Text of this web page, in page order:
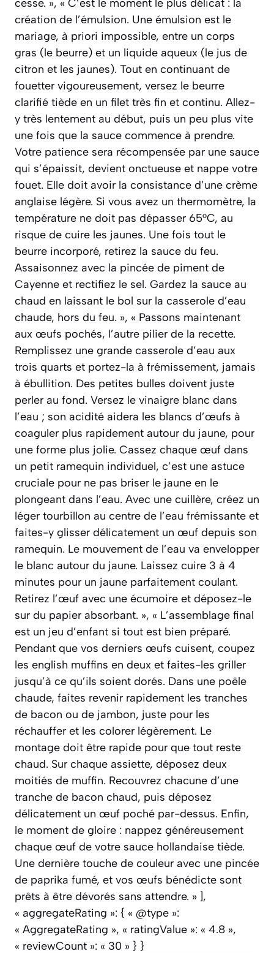
cesse. », « C’est le moment le plus délicat : la
création de l’émulsion. Une émulsion est le
mariage, à priori impossible, entre un corps
gras (le beurre) et un liquide aqueux (le jus de
citron et les jaunes). Tout en continuant de
fouetter vigoureusement, versez le beurre
clarifié tiède en un filet très fin et continu. Allez-
y très lentement au début, puis un peu plus vite
une fois que la sauce commence à prendre.
Votre patience sera récompensée par une sauce
qui s’épaissit, devient onctueuse et nappe votre
fouet. Elle doit avoir la consistance d’une crème
anglaise légère. Si vous avez un thermomètre, la
température ne doit pas dépasser 65°C, au
risque de cuire les jaunes. Une fois tout le
beurre incorporé, retirez la sauce du feu.
Assaisonnez avec la pincée de piment de
Cayenne et rectifiez le sel. Gardez la sauce au
chaud en laissant le bol sur la casserole d’eau
chaude, hors du feu. », « Passons maintenant
aux œufs pochés, l’autre pilier de la recette.
Remplissez une grande casserole d’eau aux
trois quarts et portez-la à frémissement, jamais
à ébullition. Des petites bulles doivent juste
perler au fond. Versez le vinaigre blanc dans
l’eau ; son acidité aidera les blancs d’œufs à
coaguler plus rapidement autour du jaune, pour
une forme plus jolie. Cassez chaque œuf dans
un petit ramequin individuel, c’est une astuce
cruciale pour ne pas briser le jaune en le
plongeant dans l’eau. Avec une cuillère, créez un
léger tourbillon au centre de l’eau frémissante et
faites-y glisser délicatement un œuf depuis son
ramequin. Le mouvement de l’eau va envelopper
le blanc autour du jaune. Laissez cuire 3 à 4
minutes pour un jaune parfaitement coulant.
Retirez l’œuf avec une écumoire et déposez-le
sur du papier absorbant. », « L’assemblage final
est un jeu d’enfant si tout est bien préparé.
Pendant que vos derniers œufs cuisent, coupez
les english muffins en deux et faites-les griller
jusqu’à ce qu’ils soient dorés. Dans une poêle
chaude, faites revenir rapidement les tranches
de bacon ou de jambon, juste pour les
réchauffer et les colorer légèrement. Le
montage doit être rapide pour que tout reste
chaud. Sur chaque assiette, déposez deux
moitiés de muffin. Recouvrez chacune d’une
tranche de bacon chaud, puis déposez
délicatement un œuf poché par-dessus. Enfin,
le moment de gloire : nappez généreusement
chaque œuf de votre sauce hollandaise tiède.
Une dernière touche de couleur avec une pincée
de paprika fumé, et vos œufs bénédicte sont
prêts à être dévorés sans attendre. » ],
« aggregateRating »: { « @type »:
« AggregateRating », « ratingValue »: « 4.8 »,
« reviewCount »: « 30 » } }